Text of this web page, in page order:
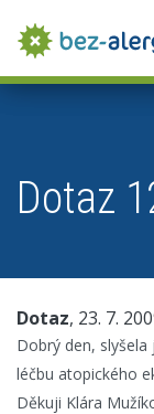
Dotaz
Dotaz, 23. 7.
Dobrý den,
léčbu atopického
Děkuji Klára